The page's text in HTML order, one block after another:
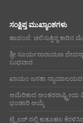
ಸಂಕ್ಷಿಪ್ತ ಮುಖ್ಯಾಂಶಗಳು
ಹಾವಂಜೆ: ಚಲಿಸುತ್ತಿದ್ದ ಕಾರಿನ
ಶ್ರೀ ಸೂರ್ಯನಾರಾಯಣ
ಬುಧವಾರ...
ಖಾಯಂ ಜನತಾ
ಅಮೆರಿಕಾದ ಅಂತರರಾಷ್ಟ್ರೀಯ
ಭಂಡಾರಿ ಆಯ್ಕೆ
ಟ್ರೈಲರ್ ನಲ್ಲಿ ಕುತೂಹಲ